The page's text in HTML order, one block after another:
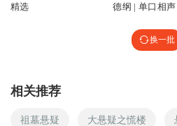
精选
德纲 | 单口相声
换一批
相关推荐
祖墓悬疑 大悬疑之慌楼